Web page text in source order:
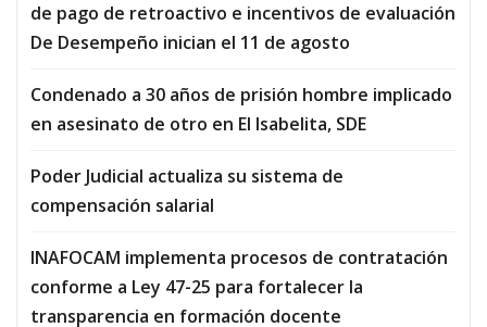
de pago de retroactivo e incentivos de evaluación
De Desempeño inician el 11 de agosto
Condenado a 30 años de prisión hombre implicado
en asesinato de otro en El Isabelita, SDE
Poder Judicial actualiza su sistema de
compensación salarial
INAFOCAM implementa procesos de contratación
conforme a Ley 47-25 para fortalecer la
transparencia en formación docente